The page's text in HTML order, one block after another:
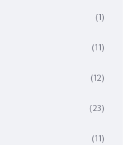
(1)
(11)
(12)
(23)
(11)